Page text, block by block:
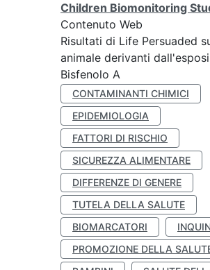
Children Biomonitoring
Contenuto Web
Risultati di Life Persuaded
animale derivanti
Bisfenolo A
CONTAMINANTI CHIMICI
EPIDEMIOLOGIA
FATTORI DI RISCHIO
SICUREZZA ALIMENTARE
DIFFERENZE DI GENERE
TUTELA DELLA SALUTE
BIOMARCATORI
PROMOZIONE DELLA